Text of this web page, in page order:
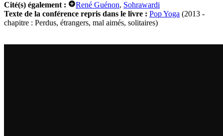
Cité(s) également :
René Guénon, Sohrawardi
Texte de la conférence repris dans le livre : Pop Yoga (2013 -
chapitre : Perdus, étrangers, mal aimés, solitaires)